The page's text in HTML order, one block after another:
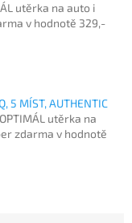
utěrka na auto i
v hodnotě 329,-
5 MÍST, AUTHENTIC
utěrka na
zdarma v hodnotě